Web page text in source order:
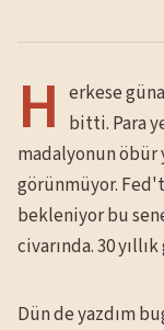
H erkese
bitti. Para
madalyonun öbür
görünmüyor.
bekleniyor bu
civarında. 30
Dün de yazdım